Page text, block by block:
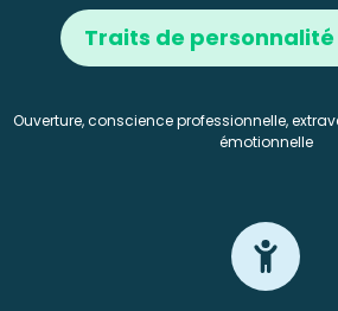
Traits de personnalité
Ouverture, conscience professionnelle,
émotionnelle